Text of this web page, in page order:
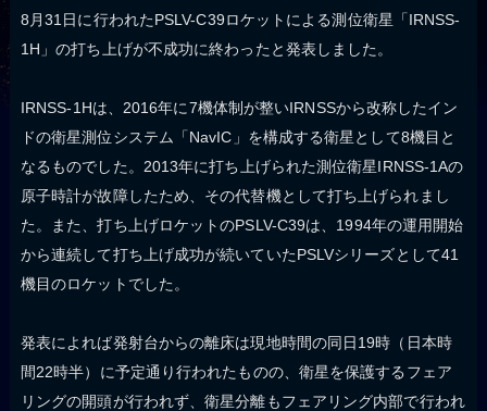
8月31日に行われたPSLV-C39ロケットによる測位衛星「IRNSS-
1H」の打ち上げが不成功に終わったと発表しました。
IRNSS-1Hは、2016年に7機体制が整いIRNSSから改称したイン
ドの衛星測位システム「NavIC」を構成する衛星として8機目と
なるものでした。2013年に打ち上げられた測位衛星IRNSS-1Aの
原子時計が故障したため、その代替機として打ち上げられまし
た。また、打ち上げロケットのPSLV-C39は、1994年の運用開始
から連続して打ち上げ成功が続いていたPSLVシリーズとして41
機目のロケットでした。
発表によれば発射台からの離床は現地時間の同日19時（日本時
間22時半）に予定通り行われたものの、衛星を保護するフェア
リングの開頭が行われず、衛星分離もフェアリング内部で行われ